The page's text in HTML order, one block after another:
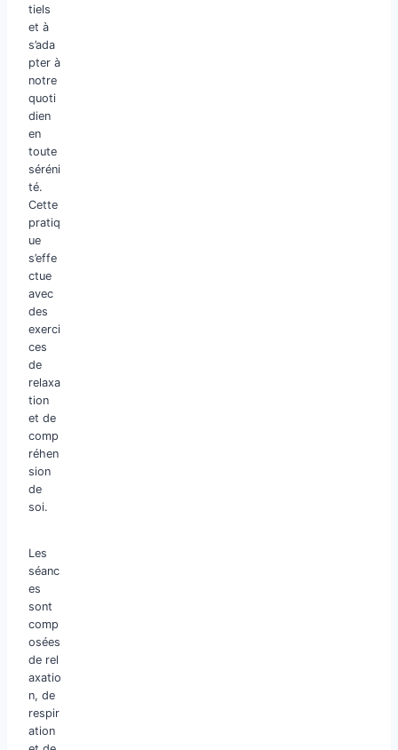
tiels
et à
s’ada
pter à
notre
quoti
dien
en
toute
séréni
té.
Cette
pratiq
ue
s’effe
ctue
avec
des
exerci
ces
de
relaxa
tion
et de
comp
réhen
sion
de
soi.
Les
séanc
es
sont
comp
osées
de rel
axatio
n, de
respir
ation